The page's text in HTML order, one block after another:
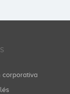
corporativa